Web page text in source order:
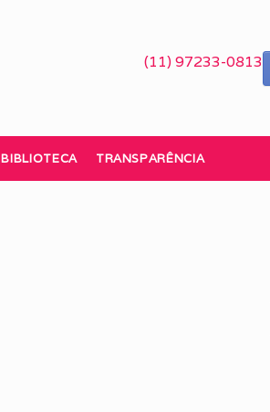
(11) 97233-0813
BIBLIOTECA TRANSPARÊNCIA